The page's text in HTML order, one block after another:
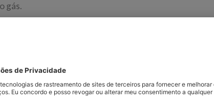
gás.
“umidade relativa”, mas há uma diferença
termos é importante para as pessoas que trabalham
os termos e definições usados para quantificar a